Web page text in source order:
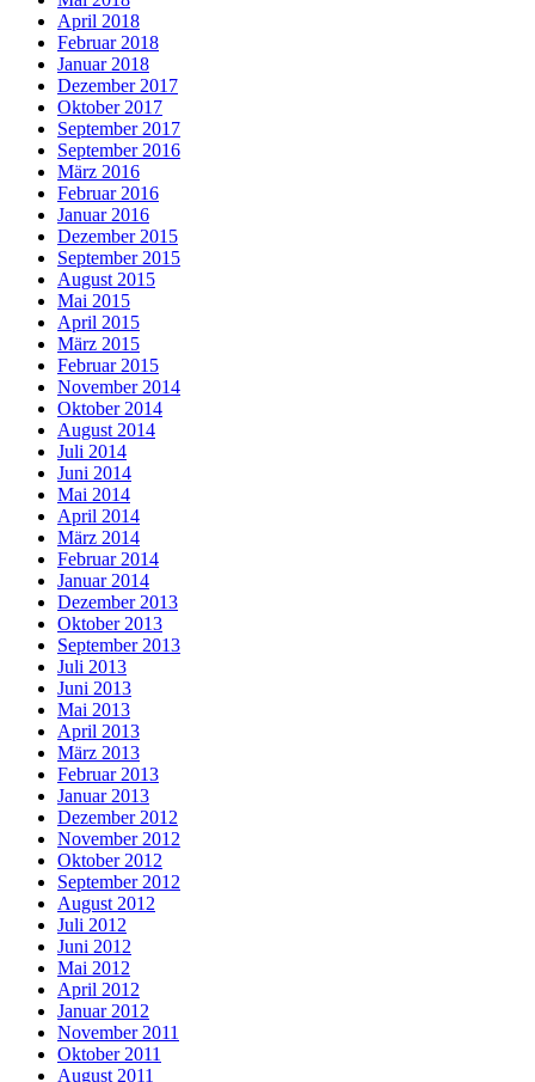
April 2018
Februar 2018
Januar 2018
Dezember 2017
Oktober 2017
September 2017
September 2016
März 2016
Februar 2016
Januar 2016
Dezember 2015
September 2015
August 2015
Mai 2015
April 2015
März 2015
Februar 2015
November 2014
Oktober 2014
August 2014
Juli 2014
Juni 2014
Mai 2014
April 2014
März 2014
Februar 2014
Januar 2014
Dezember 2013
Oktober 2013
September 2013
Juli 2013
Juni 2013
Mai 2013
April 2013
März 2013
Februar 2013
Januar 2013
Dezember 2012
November 2012
Oktober 2012
September 2012
August 2012
Juli 2012
Juni 2012
Mai 2012
April 2012
Januar 2012
November 2011
Oktober 2011
August 2011